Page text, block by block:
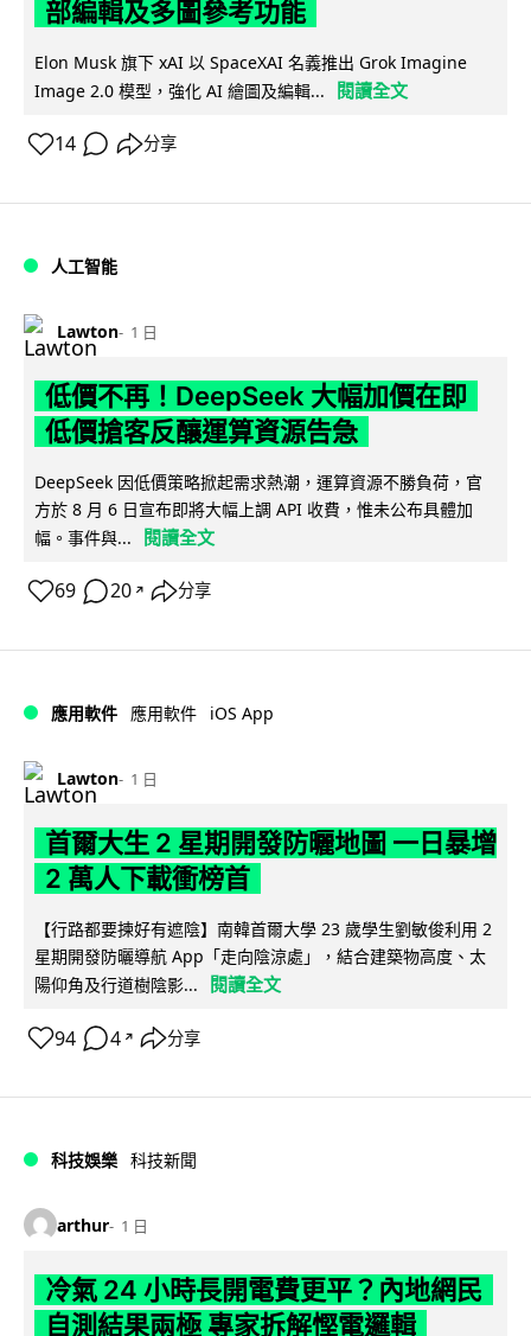
部編輯及多圖參考功能
Elon Musk 旗下 xAI 以 SpaceXAI 名義推出 Grok Imagine
Image 2.0 模型，強化 AI 繪圖及編輯...
閱讀全文
14 分享
人工智能
Lawton 1 日
低價不再！DeepSeek 大幅加價在即
低價搶客反釀運算資源告急
DeepSeek 因低價策略掀起需求熱潮，運算資源不勝負荷，官
方於 8 月 6 日宣布即將大幅上調 API 收費，惟未公布具體加
幅。事件與...
閱讀全文
69 20 ↗ 分享
應用軟件 應用軟件 iOS App
Lawton 1 日
首爾大生 2 星期開發防曬地圖 一日暴增
2 萬人下載衝榜首
【行路都要揀好有遮陰】南韓首爾大學 23 歲學生劉敏俊利用 2
星期開發防曬導航 App「走向陰涼處」，結合建築物高度、太
陽仰角及行道樹陰影...
閱讀全文
94 4 ↗ 分享
科技娛樂 科技新聞
arthur 1 日
冷氣 24 小時長開電費更平？內地網民
自測結果兩極 專家拆解慳電邏輯